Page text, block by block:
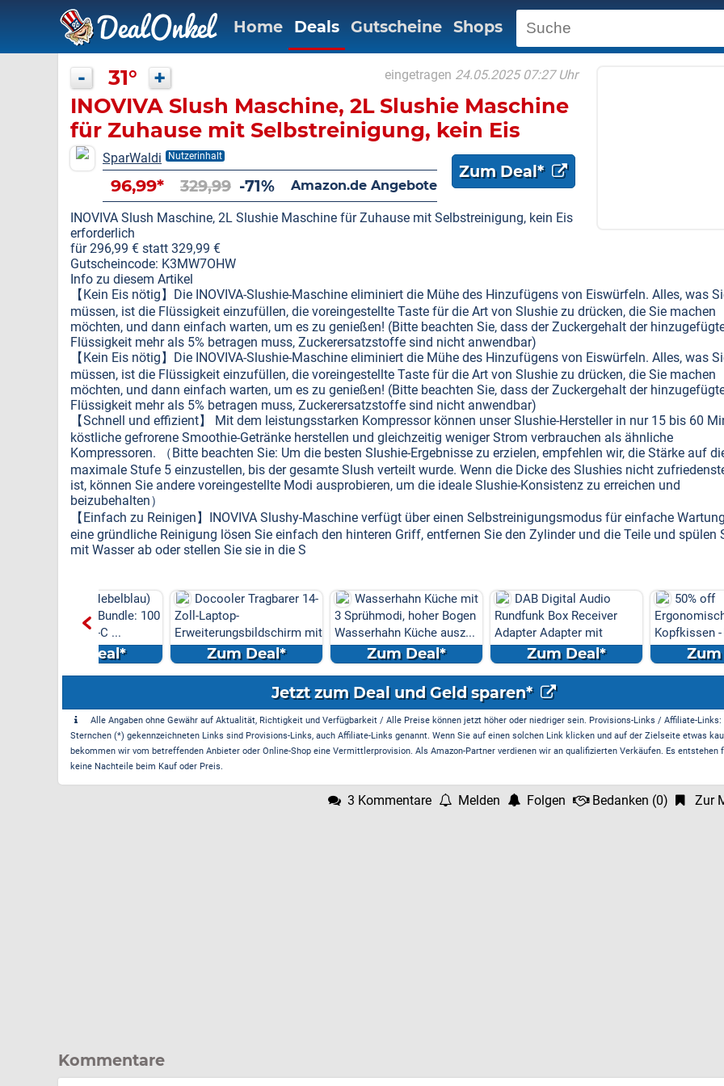
Home Deals Gutscheine Shops
- 31° + eingetragen 24.05.2025 07:27 Uhr
INOVIVA Slush Maschine, 2L Slushie Maschine
für Zuhause mit Selbstreinigung, kein Eis
erforderlich
SparWaldi Nutzerinhalt
Zum Deal*
96,99* 329,99 -71% Amazon.de Angebote
INOVIVA Slush Maschine, 2L Slushie Maschine für Zuhause mit Selbstreinigung, kein Eis
erforderlich
für 296,99 € statt 329,99 €
Gutscheincode: K3MW7OHW
Info zu diesem Artikel
【Kein Eis nötig】Die INOVIVA-Slushie-Maschine eliminiert die Mühe des Hinzufügens von Eiswürfeln. Alles, was
müssen, ist die Flüssigkeit einzufüllen, die voreingestellte Taste für die Art von Slushie zu drücken, die Sie machen
möchten, und dann einfach warten, um es zu genießen! (Bitte beachten Sie, dass der Zuckergehalt der
Flüssigkeit mehr als 5% betragen muss, Zuckerersatzstoffe sind nicht anwendbar)
【Kein Eis nötig】Die INOVIVA-Slushie-Maschine eliminiert die Mühe des Hinzufügens von Eiswürfeln. Alles, was
müssen, ist die Flüssigkeit einzufüllen, die voreingestellte Taste für die Art von Slushie zu drücken, die Sie machen
möchten, und dann einfach warten, um es zu genießen! (Bitte beachten Sie, dass der Zuckergehalt der
Flüssigkeit mehr als 5% betragen muss, Zuckerersatzstoffe sind nicht anwendbar)
【Schnell und effizient】 Mit dem leistungsstarken Kompressor können unser Slushie-Hersteller in nur 15 bis 60
köstliche gefrorene Smoothie-Getränke herstellen und gleichzeitig weniger Strom verbrauchen als ähnliche
Kompressoren. （Bitte beachten Sie: Um die besten Slushie-Ergebnisse zu erzielen, empfehlen wir, die Stärke auf
maximale Stufe 5 einzustellen, bis der gesamte Slush verteilt wurde. Wenn die Dicke des Slushies nicht
ist, können Sie andere voreingestellte Modi ausprobieren, um die ideale Slushie-Konsistenz zu erreichen und
beizubehalten）
【Einfach zu Reinigen】INOVIVA Slushy-Maschine verfügt über einen Selbstreinigungsmodus für einfache
eine gründliche Reinigung lösen Sie einfach den hinteren Griff, entfernen Sie den Zylinder und die Teile und spülen
mit Wasser ab oder stellen Sie sie in die S
Bundle: 100
Docooler Tragbarer 14-
Zoll-Laptop-
Erweiterungsbildschirm mit
DREI B...Zum Deal*
Wasserhahn Küche mit
3 Sprühmodi, hoher Bogen
Wasserhahn Küche ausz...
Zum Deal*
DAB Digital Audio
Rundfunk Box Receiver
Adapter Adapter mit
Antenn...Zum Deal*
50% off
Ergonomisches
Kopfkissen - Kissen für
Seiten Zum Deal*
Jetzt zum Deal und Geld sparen*
Alle Angaben ohne Gewähr auf Aktualität, Richtigkeit und Verfügbarkeit / Alle Preise können jetzt höher oder niedriger sein. Provisions-Links / Affiliate-
Sternchen (*) gekennzeichneten Links sind Provisions-Links, auch Affiliate-Links genannt. Wenn Sie auf einen solchen Link klicken und auf der Zielseite etwas
bekommen wir vom betreffenden Anbieter oder Online-Shop eine Vermittlerprovision. Als Amazon-Partner verdienen wir an qualifizierten Verkäufen. Es entstehen
keine Nachteile beim Kauf oder Preis.
3 Kommentare Melden Folgen Bedanken (0) Zur
Kommentare